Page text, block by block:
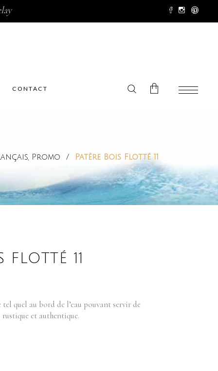
CONTACT
, Promo / Patère Bois Flotté 11
FLOTTÉ 11
quel au bord de l’eau pouvant servir de
et authentique.